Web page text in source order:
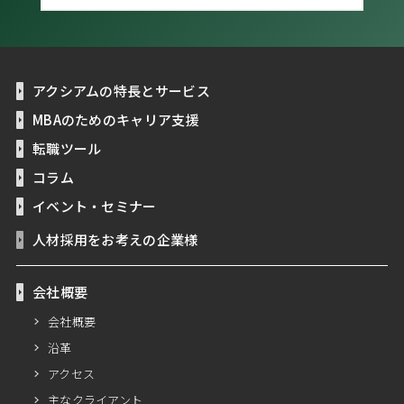
アクシアムの特長とサービス
MBAのためのキャリア支援
転職ツール
コラム
イベント・セミナー
人材採用をお考えの企業様
会社概要
会社概要
沿革
アクセス
主なクライアント